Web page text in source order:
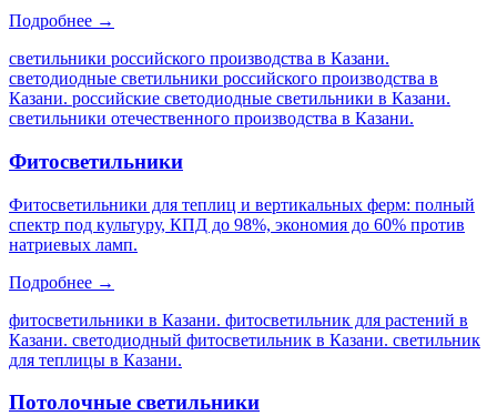
Подробнее →
светильники российского производства в Казани.
светодиодные светильники российского производства в
Казани. российские светодиодные светильники в Казани.
светильники отечественного производства в Казани.
Фитосветильники
Фитосветильники для теплиц и вертикальных ферм: полный
спектр под культуру, КПД до 98%, экономия до 60% против
натриевых ламп.
Подробнее →
фитосветильники в Казани. фитосветильник для растений в
Казани. светодиодный фитосветильник в Казани. светильник
для теплицы в Казани.
Потолочные светильники